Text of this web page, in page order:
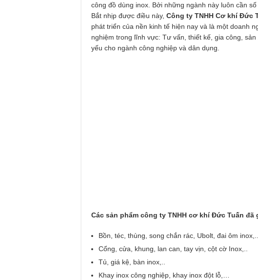
công đồ dùng inox. Bởi những ngành này luôn cần
Bắt nhịp được điều này, Công ty TNHH Cơ khí Đức
phát triển của nền kinh tế hiện nay và là một doanh
nghiệm trong lĩnh vực: Tư vấn, thiết kế, gia công,
yếu cho ngành công nghiệp và dân dụng.
Các sản phẩm công ty TNHH cơ khí Đức Tuấn
Bồn, téc, thùng, song chắn rác, Ubolt, đai ôm inox,..
Cổng, cửa, khung, lan can, tay vịn, cột cờ Inox,..
Tủ, giá kệ, bàn inox,..
Khay inox công nghiệp, khay inox đột lỗ,…